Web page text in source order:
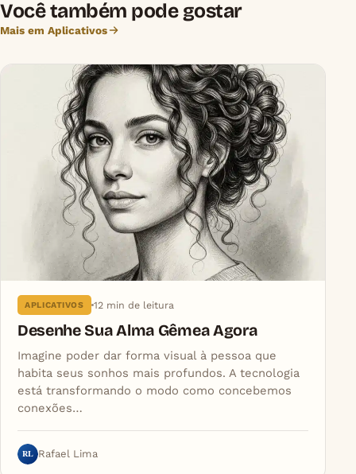
Você também pode gostar
Mais em Aplicativos
APLICATIVOS 12 min de leitura
Desenhe Sua Alma Gêmea Agora
Imagine poder dar forma visual à pessoa que
habita seus sonhos mais profundos. A tecnologia
está transformando o modo como concebemos
conexões…
RL Rafael Lima